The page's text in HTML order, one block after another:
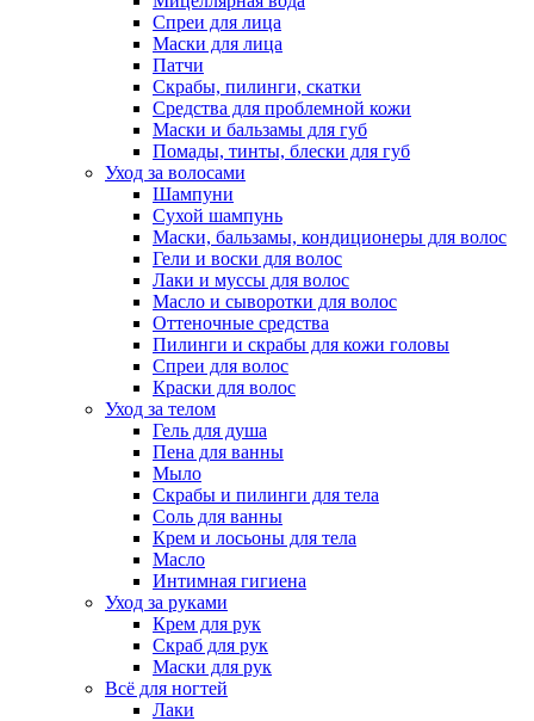
Спреи для лица
Маски для лица
Патчи
Скрабы, пилинги, скатки
Средства для проблемной кожи
Маски и бальзамы для губ
Помады, тинты, блески для губ
Уход за волосами
Шампуни
Сухой шампунь
Маски, бальзамы, кондиционеры для волос
Гели и воски для волос
Лаки и муссы для волос
Масло и сыворотки для волос
Оттеночные средства
Пилинги и скрабы для кожи головы
Спреи для волос
Краски для волос
Уход за телом
Гель для душа
Пена для ванны
Мыло
Скрабы и пилинги для тела
Соль для ванны
Крем и лосьоны для тела
Масло
Интимная гигиена
Уход за руками
Крем для рук
Скраб для рук
Маски для рук
Всё для ногтей
Лаки